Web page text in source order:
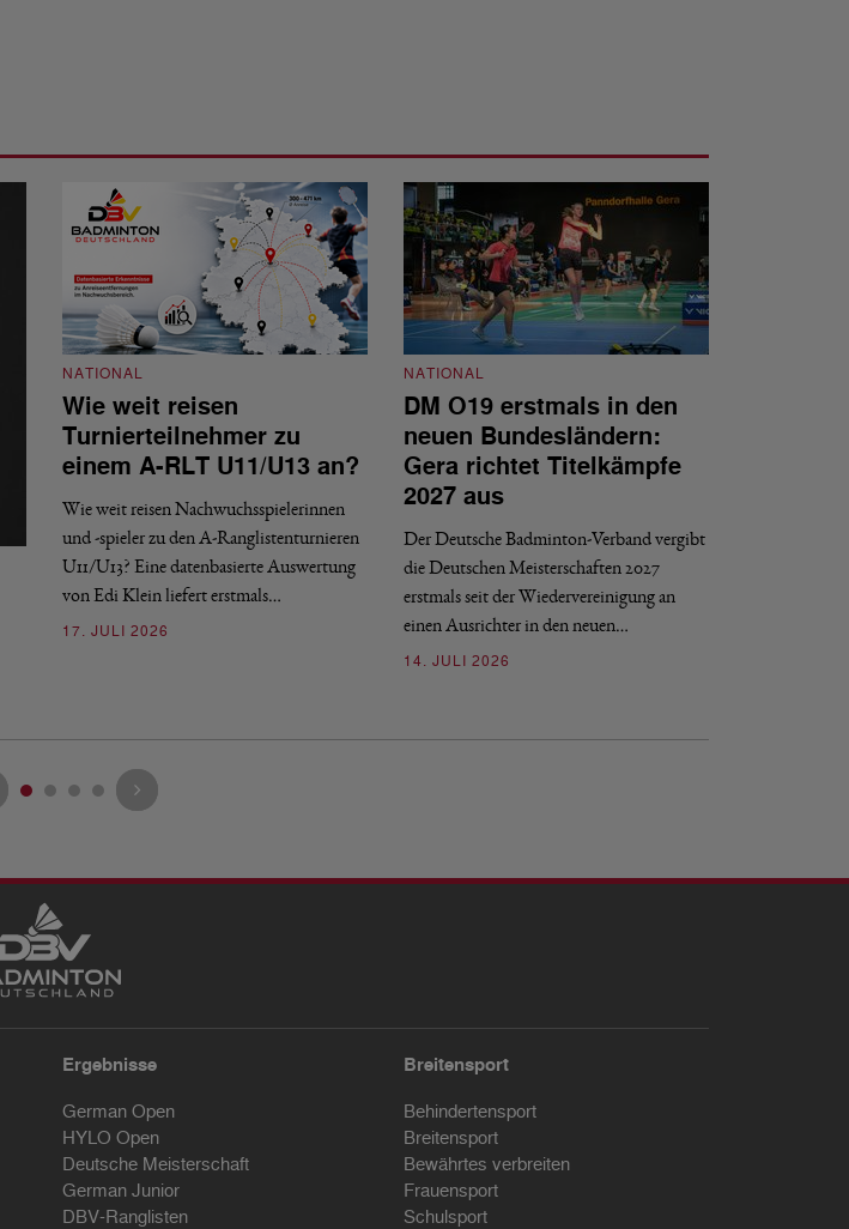
NATIONAL
Wie weit reisen
Turnierteilnehmer zu
einem A-RLT U11/U13 an?
Wie weit reisen Nachwuchsspielerinnen
und -spieler zu den A-Ranglistenturnieren
U11/U13? Eine datenbasierte Auswertung
von Edi Klein liefert erstmals…
17. JULI 2026
NATIONAL
DM O19 erstmals in den
neuen Bundesländern:
Gera richtet Titelkämpfe
2027 aus
Der Deutsche Badminton-Verband vergibt
die Deutschen Meisterschaften 2027
erstmals seit der Wiedervereinigung an
einen Ausrichter in den neuen…
14. JULI 2026
Ergebnisse
German Open
HYLO Open
Deutsche Meisterschaft
German Junior
DBV-Ranglisten
Breitensport
Behindertensport
Breitensport
Bewährtes verbreiten
Frauensport
Schulsport